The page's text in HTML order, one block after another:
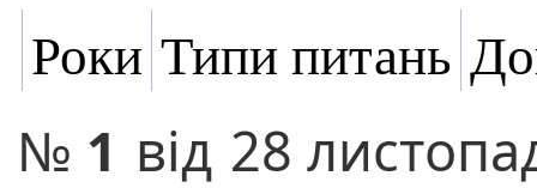
Роки Типи питань
№ 1 від 28